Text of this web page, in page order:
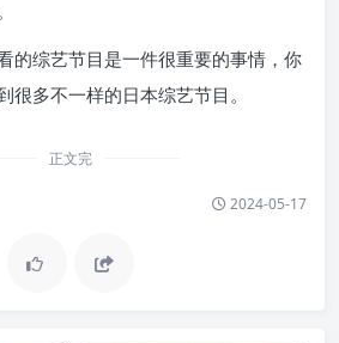
的综艺节目是一件很重要的事情，你
很多不一样的日本综艺节目。
正文完
2024-05-17